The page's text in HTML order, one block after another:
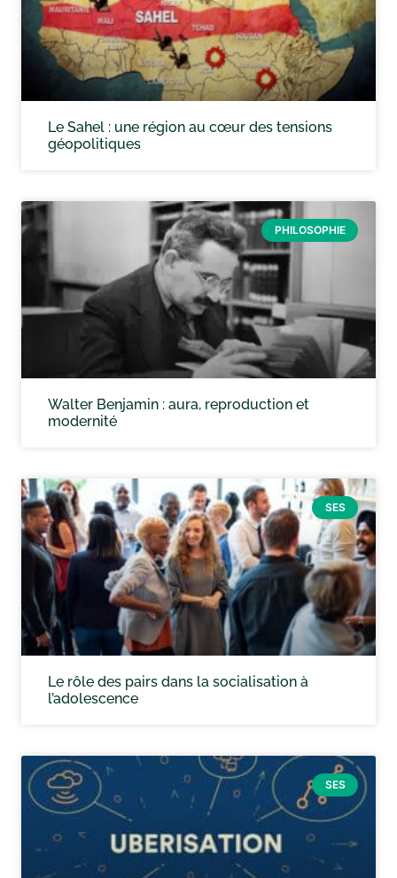
Le Sahel : une région au cœur des tensions
géopolitiques
PHILOSOPHIE
Walter Benjamin : aura, reproduction et
modernité
SES
Le rôle des pairs dans la socialisation à
l’adolescence
SES